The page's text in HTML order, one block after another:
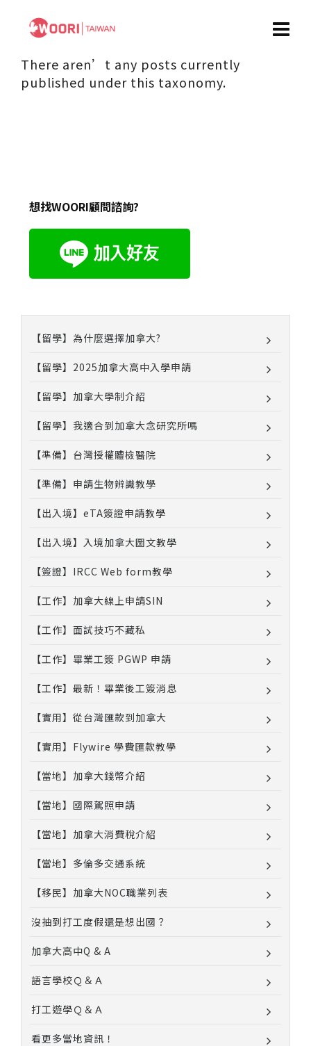
There aren’t any posts currently
published under this taxonomy.
想找WOORI顧問諮詢?
【留學】為什麼選擇加拿大?
【留學】2025加拿大高中入學申請
【留學】加拿大學制介紹
【留學】我適合到加拿大念研究所嗎
【準備】台灣授權體檢醫院
【準備】申請生物辨識教學
【出入境】eTA簽證申請教學
【出入境】入境加拿大圖文教學
【簽證】IRCC Web form教學
【工作】加拿大線上申請SIN
【工作】面試技巧不藏私
【工作】畢業工簽 PGWP 申請
【工作】最新！畢業後工簽消息
【實用】從台灣匯款到加拿大
【實用】Flywire 學費匯款教學
【當地】加拿大錢幣介紹
【當地】國際駕照申請
【當地】加拿大消費稅介紹
【當地】多倫多交通系統
【移民】加拿大NOC職業列表
沒抽到打工度假還是想出國？
加拿大高中Q & A
語言學校Ｑ＆Ａ
打工遊學Ｑ＆Ａ
看更多當地資訊！